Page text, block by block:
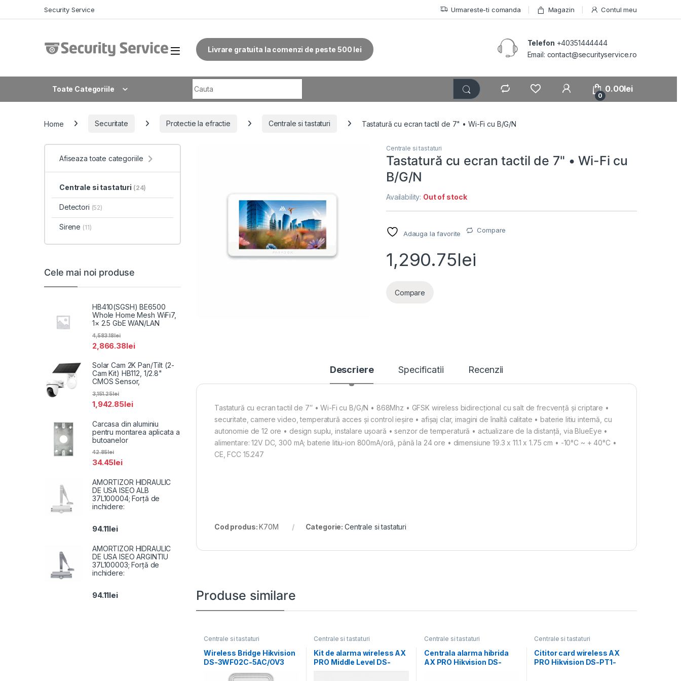
Security Service Urmareste-ti comanda Magazin Contul meu
Livrare gratuita la comenzi de peste 500 lei
Telefon +40351444444
Email: contact@securityservice.ro
Toate Categoriile
0
0.00lei
Home Securitate Protectie la efractie Centrale si tastaturi Tastatură cu ecran tactil de 7" • Wi-Fi cu B/G/N
Centrale si tastaturi
Tastatură cu ecran tactil de 7" • Wi-Fi cu
B/G/N
Availability: Out of stock
Adauga la favorite Compare
1,290.75lei
Compare
Descriere Specificatii Recenzii
Tastatură cu ecran tactil de 7″ • Wi-Fi cu B/G/N • 868Mhz • GFSK wireless bidirecțional cu salt de frecvență și criptare •
securitate, camere video, temperatură acces și control ieșire • afișaj clar, imagini de înaltă calitate • baterie litiu internă, cu
autonomie de 12 ore • design suplu, instalare ușoară • senzor de temperatură • actualizare de la distanță, via BlueEye •
alimentare: 12V DC, 300 mA; baterie litiu-ion 800mA/oră, până la 24 ore • dimensiune 19.3 x 11.1 x 1.75 cm • -10°C ~ + 40°C •
CE, FCC 15.247
Cod produs:K70M Categorie: Centrale si tastaturi
Produse similare
Centrale si tastaturi
Wireless Bridge Hikvision
DS-3WF02C-5AC/OV3
5Ghz 867Mbps 5km
Centrale si tastaturi
Kit de alarma wireless AX
PRO Middle Level DS-
Centrale si tastaturi
Centrala alarma hibrida
AX PRO Hikvision DS-
Centrale si tastaturi
Cititor card wireless AX
PRO Hikvision DS-PT1-
Afiseaza toate categoriile
Centrale si tastaturi (24)
Detectori (52)
Sirene (11)
Cele mai noi produse
HB410(SGSH) BE6500
Whole Home Mesh WiFi7,
1× 2.5 GbE WAN/LAN
2,866.38lei
4,583.18lei
Solar Cam 2K Pan/Tilt (2-
Cam Kit) HB112, 1/2.8"
CMOS Sensor,
1,942.85lei
3,151.25lei
Carcasa din aluminiu
pentru montarea aplicata a
butoanelor
34.45lei
42.85lei
AMORTIZOR HIDRAULIC
DE USA ISEO ALB
37L100004; Forță de
inchidere:
94.11lei
AMORTIZOR HIDRAULIC
DE USA ISEO ARGINTIU
37L100003; Forță de
inchidere:
94.11lei